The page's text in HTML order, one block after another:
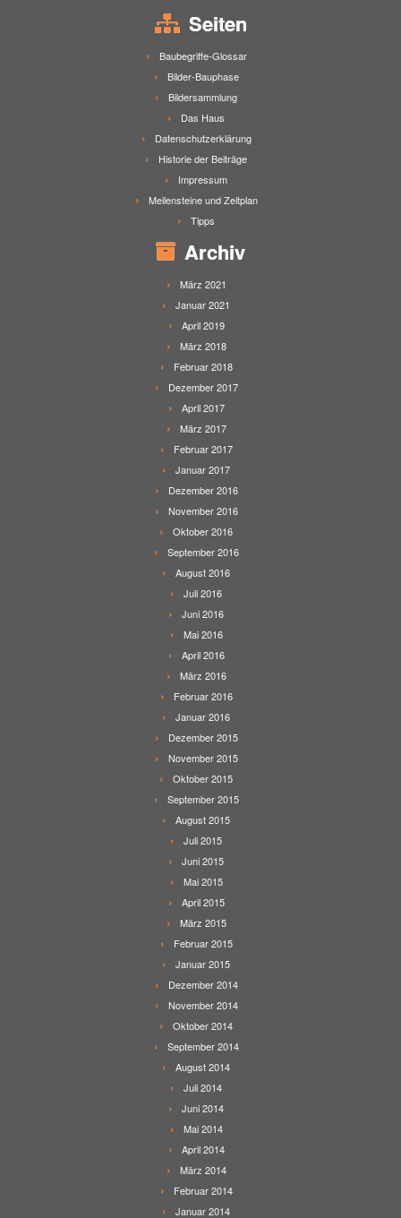
Seiten
Baubegriffe-Glossar
Bilder-Bauphase
Bildersammlung
Das Haus
Datenschutzerklärung
Historie der Beiträge
Impressum
Meilensteine und Zeitplan
Tipps
Archiv
März 2021
Januar 2021
April 2019
März 2018
Februar 2018
Dezember 2017
April 2017
März 2017
Februar 2017
Januar 2017
Dezember 2016
November 2016
Oktober 2016
September 2016
August 2016
Juli 2016
Juni 2016
Mai 2016
April 2016
März 2016
Februar 2016
Januar 2016
Dezember 2015
November 2015
Oktober 2015
September 2015
August 2015
Juli 2015
Juni 2015
Mai 2015
April 2015
März 2015
Februar 2015
Januar 2015
Dezember 2014
November 2014
Oktober 2014
September 2014
August 2014
Juli 2014
Juni 2014
Mai 2014
April 2014
März 2014
Februar 2014
Januar 2014